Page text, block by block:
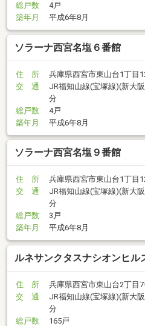
総戸数
4戸
築年月
平成6年8月
ソラーナ西宮名塩６番館
住 所
兵庫県西宮市東山台1丁目
交 通
JR福知山線(宝塚線)(新大
分
総戸数
4戸
築年月
平成6年8月
ソラーナ西宮名塩９番館
住 所
兵庫県西宮市東山台1丁目
交 通
JR福知山線(宝塚線)(新大
分
総戸数
3戸
築年月
平成6年8月
ルネサンクタスナシオンヒル
住 所
兵庫県西宮市東山台2丁目
交 通
JR福知山線(宝塚線)(新大
分
総戸数
165戸